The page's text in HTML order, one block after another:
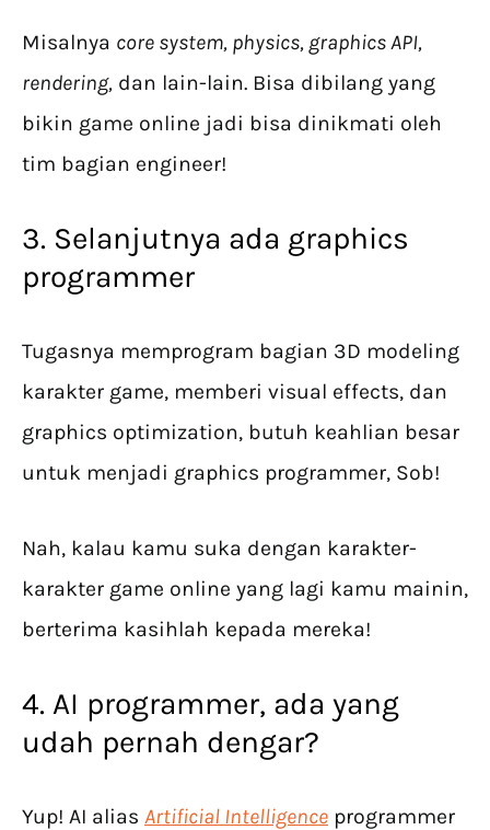
Misalnya core system, physics, graphics API,
rendering, dan lain-lain. Bisa dibilang yang
bikin game online jadi bisa dinikmati oleh
tim bagian engineer!
3. Selanjutnya ada graphics
programmer
Tugasnya memprogram bagian 3D modeling
karakter game, memberi visual effects, dan
graphics optimization, butuh keahlian besar
untuk menjadi graphics programmer, Sob!
Nah, kalau kamu suka dengan karakter-
karakter game online yang lagi kamu mainin,
berterima kasihlah kepada mereka!
4. AI programmer, ada yang
udah pernah dengar?
Yup! AI alias Artificial Intelligence programmer